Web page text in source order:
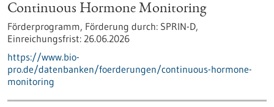
Continuous Hormone Monitoring
Förderprogramm, Förderung durch: SPRIN-D,
Einreichungsfrist: 26.06.2026
https://www.bio-
pro.de/datenbanken/foerderungen/continuous-hormone-
monitoring